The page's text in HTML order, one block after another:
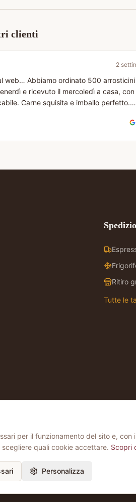
clienti
2
web… Abbiamo ordinato 500
e ricevuto il mercoledì a casa, con
Carne squisita e imballo perfetto.
ancora.
Ritiro
Tutte le
per il funzionamento del sito e,
quali cookie accettare. Scopri
Personalizza